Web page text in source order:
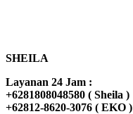
SHEILA
Layanan 24 Jam :
+6281808048580 ( Sheila )
+62812-8620-3076 ( EKO )